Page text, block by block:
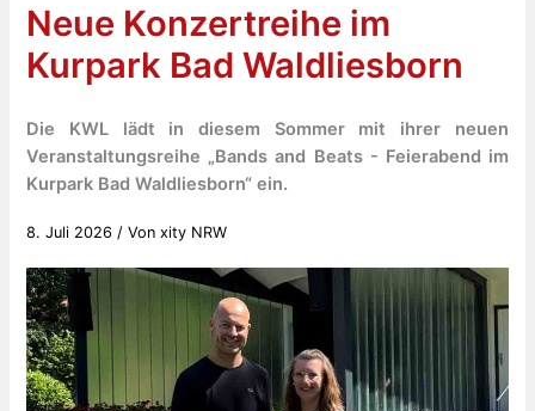
Neue Konzertreihe im
Kurpark Bad Waldliesborn
Die KWL lädt in diesem Sommer mit ihrer neuen
Veranstaltungsreihe „Bands and Beats - Feierabend im
Kurpark Bad Waldliesborn“ ein.
8. Juli 2026 / Vonxity NRW